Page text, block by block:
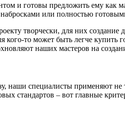
и готовы предложить ему как
или полностью
творчески, для них
кого-то может быть легче
наших мастеров на
наши специалисты применяют
стандартов – вот главные